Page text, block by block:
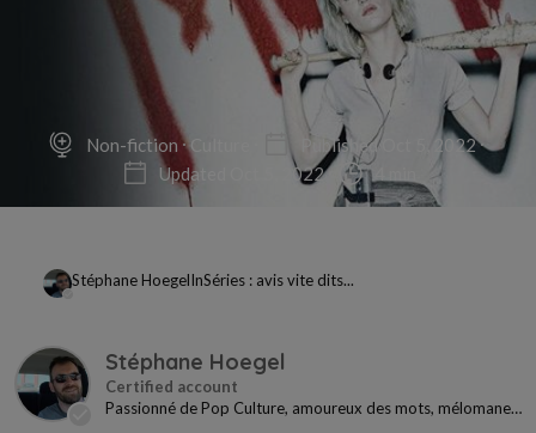
Non-fiction Culture
Published Oct 5, 2022
Updated Oct 5, 2022
Stéphane HoegelInSéries : avis vite dits...
Stéphane Hoegel
Passionné de Pop Culture, amoureux des mots, mélomane